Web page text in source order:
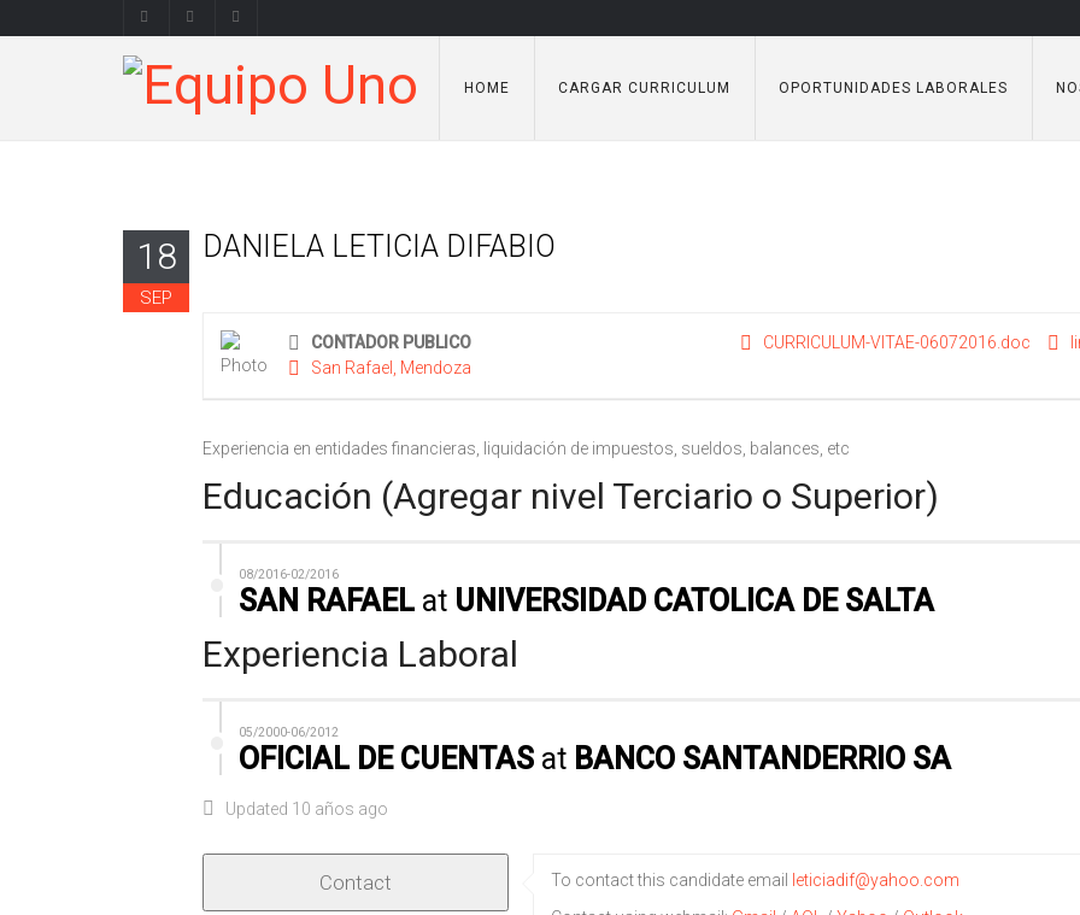
HOME CARGAR CURRICULUM OPORTUNIDADES LABORALES
18
SEP
DANIELA LETICIA DIFABIO
CURRICULUM-VITAE-06072016.doc
CONTADOR PUBLICO
San Rafael, Mendoza
Experiencia en entidades financieras, liquidación de impuestos, sueldos, balances, etc
Educación (Agregar nivel Terciario o Superior)
08/2016-02/2016
SAN RAFAEL at UNIVERSIDAD CATOLICA DE SALTA
Experiencia Laboral
05/2000-06/2012
OFICIAL DE CUENTAS at BANCO SANTANDERRIO SA
Updated 10 años ago
To contact this candidate email leticiadif@yahoo.com